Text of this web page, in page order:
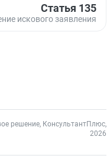
Статья 135
искового заявления
решение, КонсультантПлюс,
2026